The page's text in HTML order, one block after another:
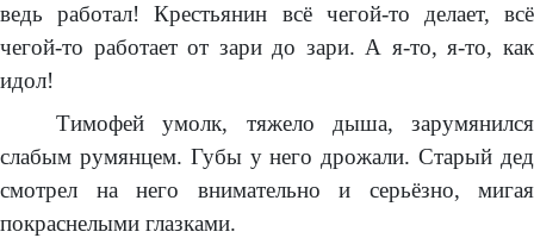
ведь работал! Крестьянин всё чегой-то делает, всё
чегой-то работает от зари до зари. А я-то, я-то, как
идол!
Тимофей умолк, тяжело дыша, зарумянился
слабым румянцем. Губы у него дрожали. Старый дед
смотрел на него внимательно и серьёзно, мигая
покраснелыми глазками.